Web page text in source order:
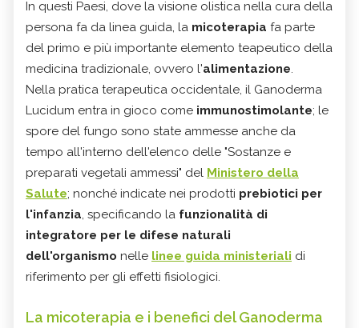
In questi Paesi, dove la visione olistica nella cura della
persona fa da linea guida, la micoterapia fa parte
del primo e più importante elemento teapeutico della
medicina tradizionale, ovvero l'alimentazione.
Nella pratica terapeutica occidentale, il Ganoderma
Lucidum entra in gioco come immunostimolante; le
spore del fungo sono state ammesse anche da
tempo all'interno dell'elenco delle "Sostanze e
preparati vegetali ammessi" del Ministero della
Salute; nonché indicate nei prodotti prebiotici per
l'infanzia, specificando la funzionalità di
integratore per le difese naturali
dell'organismo nelle linee guida ministeriali di
riferimento per gli effetti fisiologici.
La micoterapia e i benefici del Ganoderma